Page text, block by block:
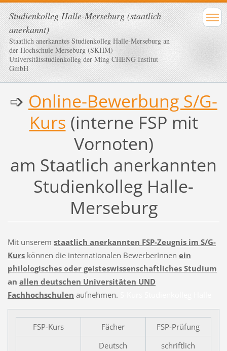
Studienkolleg Halle-Merseburg (staatlich
anerkannt)
Staatlich anerkanntes Studienkolleg Halle-Merseburg an
der Hochschule Merseburg (SKHM) -
Universitätsstudienkolleg der Ming CHENG Institut
GmbH
➩ Online-Bewerbung S/G-
Kurs (interne FSP mit
Vornoten)
am Staatlich anerkannten
Studienkolleg Halle-
Merseburg
Mit unserem staatlich anerkannten FSP-Zeugnis im S/G-
Kurs können die internationalen BewerberInnen ein
philologisches oder geisteswissenschaftliches Studium
an allen deutschen Universitäten UND
Fachhochschulen aufnehmen.
FSP-Kurs Fächer FSP-Prüfung
Deutsch
schriftlich